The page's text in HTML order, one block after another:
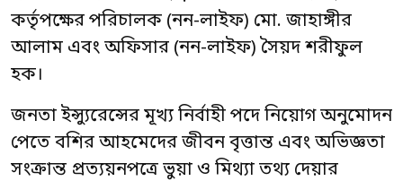
কর্তৃপক্ষের পরিচালক (নন-লাইফ) মো. জাহাঙ্গীর
আলাম এবং অফিসার (নন-লাইফ) সৈয়দ শরীফুল
হক।
জনতা ইন্স্যুরেন্সের মূখ্য নির্বাহী পদে নিয়োগ অনুমোদন
পেতে বশির আহমেদের জীবন বৃত্তান্ত এবং অভিজ্ঞতা
সংক্রান্ত প্রত্যয়নপত্রে ভুয়া ও মিথ্যা তথ্য দেয়ার